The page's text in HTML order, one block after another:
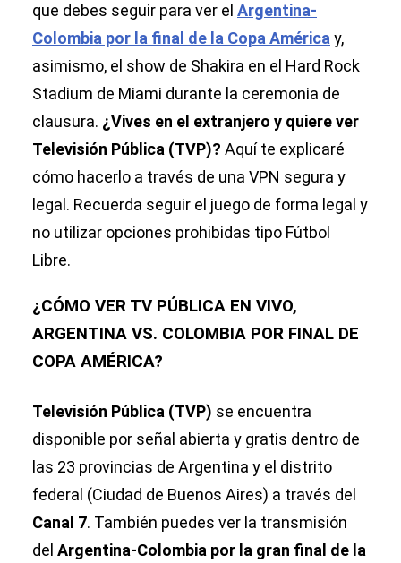
que debes seguir para ver el Argentina-
Colombia por la final de la Copa América y,
asimismo, el show de Shakira en el Hard Rock
Stadium de Miami durante la ceremonia de
clausura. ¿Vives en el extranjero y quiere ver
Televisión Pública (TVP)? Aquí te explicaré
cómo hacerlo a través de una VPN segura y
legal. Recuerda seguir el juego de forma legal y
no utilizar opciones prohibidas tipo Fútbol
Libre.
¿CÓMO VER TV PÚBLICA EN VIVO,
ARGENTINA VS. COLOMBIA POR FINAL DE
COPA AMÉRICA?
Televisión Pública (TVP) se encuentra
disponible por señal abierta y gratis dentro de
las 23 provincias de Argentina y el distrito
federal (Ciudad de Buenos Aires) a través del
Canal 7. También puedes ver la transmisión
del Argentina-Colombia por la gran final de la